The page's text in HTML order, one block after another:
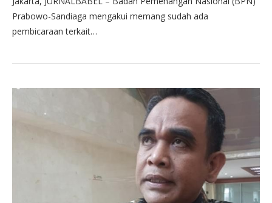
Prabowo-Sandiaga mengakui memang sudah ada
pembicaraan terkait…